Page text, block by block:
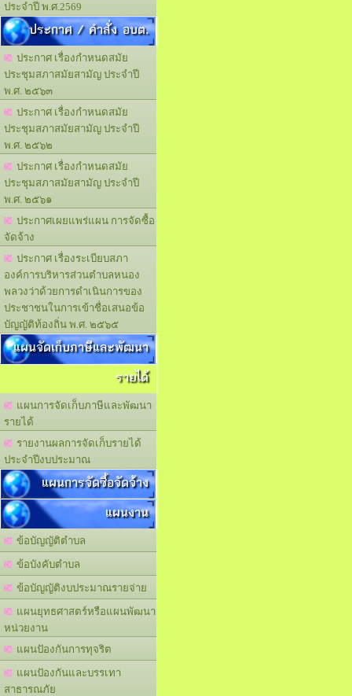
ประจำปี พ.ศ.2569
ประกาศ / คำสั่ง อบต.
ประกาศ เรื่องกำหนดสมัย
ประชุมสภาสมัยสามัญ ประจำปี
พ.ศ. ๒๕๖๓
ประกาศ เรื่องกำหนดสมัย
ประชุมสภาสมัยสามัญ ประจำปี
พ.ศ. ๒๕๖๒
ประกาศ เรื่องกำหนดสมัย
ประชุมสภาสมัยสามัญ ประจำปี
พ.ศ. ๒๕๖๑
ประกาศเผยแพร่แผน การจัดซื้อ
จัดจ้าง
ประกาศ เรื่องระเบียบสภา
องค์การบริหารส่วนตำบลหนอง
พลวงว่าด้วยการดำเนินการของ
ประชาชนในการเข้าชื่อเสนอข้อ
บัญญัติท้องถิ่น พ.ศ. ๒๕๖๕
แผนจัดเก็บภาษีและพัฒนา
รายได้
แผนการจัดเก็บภาษีและพัฒนา
รายได้
รายงานผลการจัดเก็บรายได้
ประจำปีงบประมาณ
แผนการจัดซื้อจัดจ้าง
แผนงาน
ข้อบัญญัติตำบล
ข้อบังคับตำบล
ข้อบัญญัติงบประมาณรายจ่าย
แผนยุทธศาสตร์หรือแผนพัฒนา
หน่วยงาน
แผนปัองกันการทุจริต
แผนปัองกันและบรรเทา
สาธารณภัย